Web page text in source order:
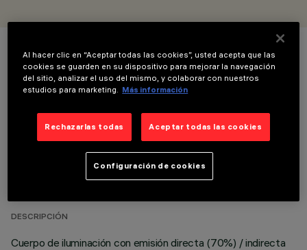
COLOR
DATOS TÉCNICOS
ÚLTIMA ACTUALIZACIÓN: 06/08/2026
DESCRIPCIÓN
Cuerpo de iluminación con emisión directa (70%) / indirecta
Al hacer clic en “Aceptar todas las cookies”, usted acepta que las
cookies se guarden en su dispositivo para mejorar la navegación
del sitio, analizar el uso del mismo, y colaborar con nuestros
estudios para marketing. Más información
Rechazarlas todas Aceptar todas las cookies
Configuración de cookies